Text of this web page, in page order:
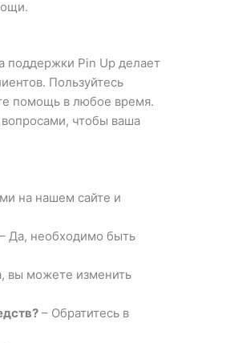
поддержки Pin Up делает
Пользуйтесь
помощь в любое время.
чтобы ваша
на нашем сайте и
– Да, необходимо быть
вы можете изменить
– Обратитесь в